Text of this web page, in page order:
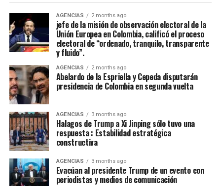
Debido a que su última erupción de importancia había
ocurrido 140 años atrás, en 1845, era difícil para
muchos aceptar el peligro del volcán; los pobladores
locales incluso le llamaban el “León durmiente”.​
Armero era conocida como la “ciudad blanca” debido a
los cultivos de arroz y algodón que se producían.
Algunos de los lugares más emblemáticos del municipio
eran la plaza, la Iglesia de San Lorenzo, el Parque los
Fundadores, la Casa Cultural, la sede de Radio y la Caja
Agraria.
Han pasado cuatro decadas y la mayoria de los
Armeritas viven en Armero Guayabal.
AGENCIAS 2 months ago
jefe de la misión de observación electoral de la
Unión Europea en Colombia, calificó el proceso
electoral de “ordenado, tranquilo, transparente
y fluido”.
AGENCIAS 2 months ago
Abelardo de la Espriella y Cepeda disputarán
presidencia de Colombia en segunda vuelta
AGENCIAS 3 months ago
Halagos de Trump a Xi Jinping sólo tuvo una
respuesta : Estabilidad estratégica
constructiva
AGENCIAS 3 months ago
Evacúan al presidente Trump de un evento con
periodistas y medios de comunicación